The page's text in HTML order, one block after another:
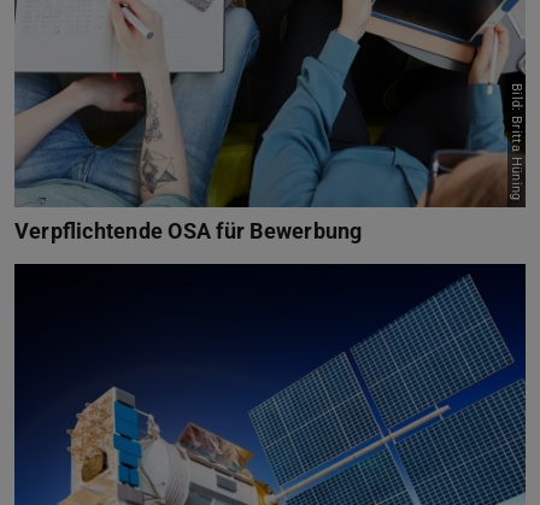
Verpflichtende OSA für Bewerbung
Bild: Britta Hüning